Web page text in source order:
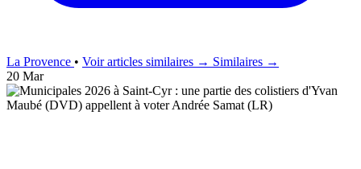
La Provence • Voir articles similaires → Similaires →
20 Mar